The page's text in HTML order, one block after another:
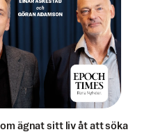
ägnat sitt liv åt att söka